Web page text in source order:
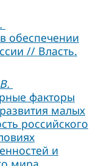
обеспечении
// Власть.
факторы
малых
российского
и